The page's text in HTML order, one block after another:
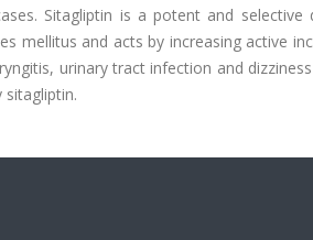
Sitagliptin is a potent and selective
mellitus and acts by increasing active
urinary tract infection and